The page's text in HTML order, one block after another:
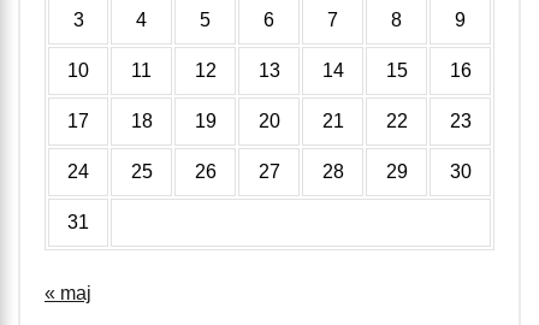
3 4 5 6 7 8 9
10 11 12 13 14 15 16
17 18 19 20 21 22 23
24 25 26 27 28 29 30
31
« maj